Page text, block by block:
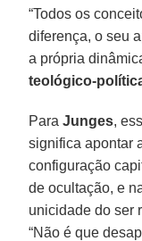
“Todos os
diferença, o seu
a própria
teológico-
ParaJunges,
significa apontar
configuração
de ocultação, e
unicidade do ser
“Não é que